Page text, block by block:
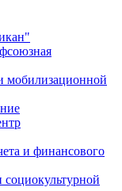
мобилизационной
и финансового